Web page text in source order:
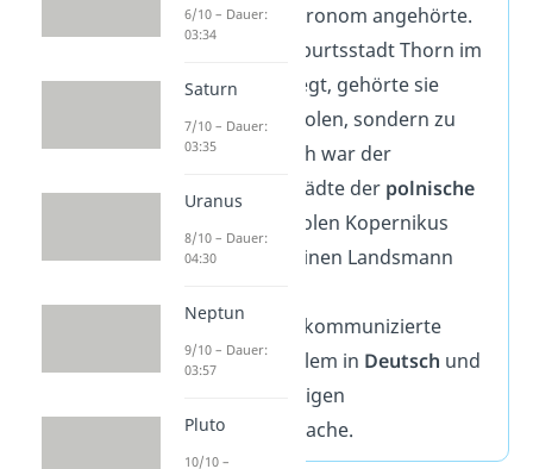
der berühmte Astronom angehörte.
Obwohl seine Geburtsstadt Thorn im
heutigen Polen liegt, gehörte sie
damals nicht zu Polen, sondern zu
Preußen
. Dennoch war der
Schutzherr der Städte der polnische
weshalb Polen Kopernikus
heute noch als seinen Landsmann
Nichtsdestotrotz
kommunizierte
Kopernikus vor allem in Deutsch und
, der damaligen
Wissenschaftssprache.
6/10 – Dauer:
03:34
Saturn
7/10 – Dauer:
03:35
Uranus
8/10 – Dauer:
04:30
Neptun
9/10 – Dauer:
03:57
Pluto
10/10 –